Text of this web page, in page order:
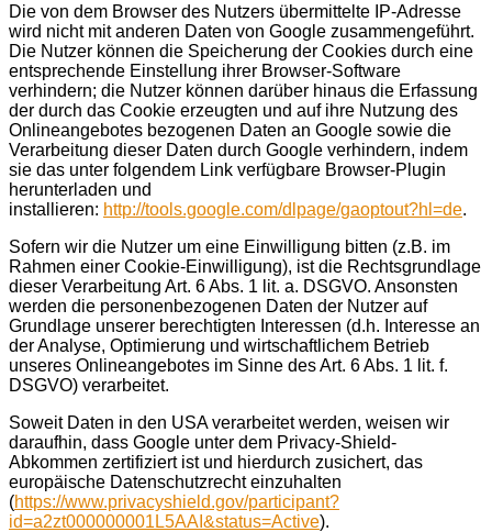
Die von dem Browser des Nutzers übermittelte IP-Adresse
wird nicht mit anderen Daten von Google zusammengeführt.
Die Nutzer können die Speicherung der Cookies durch eine
entsprechende Einstellung ihrer Browser-Software
verhindern; die Nutzer können darüber hinaus die Erfassung
der durch das Cookie erzeugten und auf ihre Nutzung des
Onlineangebotes bezogenen Daten an Google sowie die
Verarbeitung dieser Daten durch Google verhindern, indem
sie das unter folgendem Link verfügbare Browser-Plugin
herunterladen und
installieren: http://tools.google.com/dlpage/gaoptout?hl=de.
Sofern wir die Nutzer um eine Einwilligung bitten (z.B. im
Rahmen einer Cookie-Einwilligung), ist die Rechtsgrundlage
dieser Verarbeitung Art. 6 Abs. 1 lit. a. DSGVO. Ansonsten
werden die personenbezogenen Daten der Nutzer auf
Grundlage unserer berechtigten Interessen (d.h. Interesse an
der Analyse, Optimierung und wirtschaftlichem Betrieb
unseres Onlineangebotes im Sinne des Art. 6 Abs. 1 lit. f.
DSGVO) verarbeitet.
Soweit Daten in den USA verarbeitet werden, weisen wir
daraufhin, dass Google unter dem Privacy-Shield-
Abkommen zertifiziert ist und hierdurch zusichert, das
europäische Datenschutzrecht einzuhalten
(https://www.privacyshield.gov/participant?
id=a2zt000000001L5AAI&status=Active).